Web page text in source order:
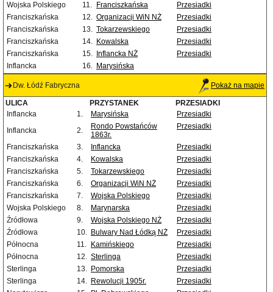
Wojska Polskiego
11. Franciszkańska
Przesiadki
Franciszkańska
12. Organizacji WiN NŻ
Przesiadki
Franciszkańska
13. Tokarzewskiego
Przesiadki
Franciszkańska
14. Kowalska
Przesiadki
Franciszkańska
15. Inflancka NŻ
Przesiadki
Inflancka
16. Marysińska
Dw. Łódź Fabryczna Pokaż na mapie
ULICA PRZYSTANEK
PRZESIADKI
Inflancka
1. Marysińska
Przesiadki
Inflancka
2.
Rondo Powstańców
1863r.
Przesiadki
Franciszkańska 3. Inflancka
Przesiadki
Franciszkańska
4. Kowalska
Przesiadki
Franciszkańska
5. Tokarzewskiego
Przesiadki
Franciszkańska
6. Organizacji WiN NŻ
Przesiadki
Franciszkańska
7. Wojska Polskiego
Przesiadki
Wojska Polskiego
8. Marynarska
Przesiadki
Źródłowa
9. Wojska Polskiego NŻ
Przesiadki
Źródłowa
10. Bulwary Nad Łódką NŻ
Przesiadki
Północna
11. Kamińskiego
Przesiadki
Północna
12. Sterlinga
Przesiadki
Sterlinga
13. Pomorska
Przesiadki
Sterlinga
14. Rewolucji 1905r.
Przesiadki